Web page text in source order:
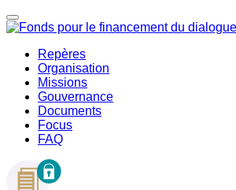
Repères
Organisation
Missions
Gouvernance
Documents
Focus
FAQ